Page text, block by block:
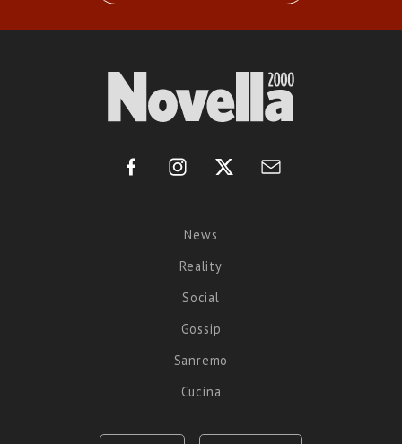
News
Reality
Social
Gossip
Sanremo
Cucina